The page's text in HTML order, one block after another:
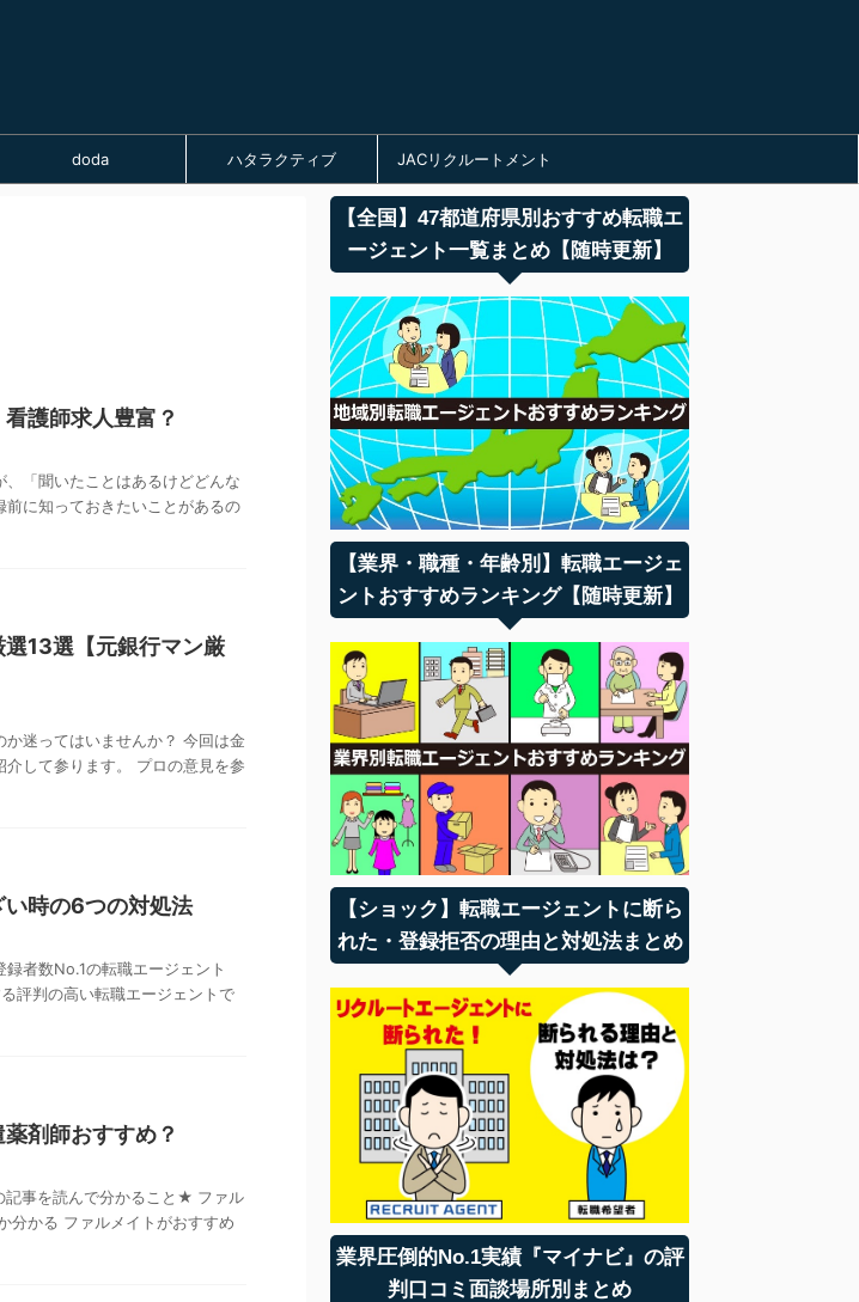
doda ハタラクティブ JACリクルートメント
護師求人豊富？
「聞いたことはあるけどどんな
に知っておきたいことがあるの
13選【元銀行マン厳
迷ってはいませんか？ 今回は金
して参ります。 プロの意見を参
時の6つの対処法
者数No.1の転職エージェント
評判の高い転職エージェントで
剤師おすすめ？
事を読んで分かること★ ファル
分かる ファルメイトがおすすめ
【全国】47都道府県別おすすめ転職エ
ージェント一覧まとめ【随時更新】
【業界・職種・年齢別】転職エージェ
ントおすすめランキング【随時更新】
【ショック】転職エージェントに断ら
れた・登録拒否の理由と対処法まとめ
業界圧倒的No.1実績『マイナビ』の評
判口コミ面談場所別まとめ